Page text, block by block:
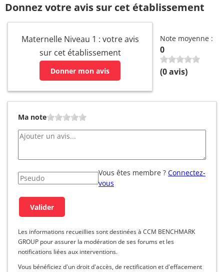
Donnez votre avis sur cet établissement
Maternelle Niveau 1 : votre avis
sur cet établissement
Donner mon avis
Note moyenne :
0
(0avis)
Ma note
Vous êtes membre ? Connectez-
vous
Les informations recueillies sont destinées à CCM BENCHMARK
GROUP pour assurer la modération de ses forums et les
notifications liées aux interventions.
Vous bénéficiez d'un droit d'accès, de rectification et d'effacement